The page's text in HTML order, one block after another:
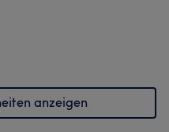
anzeigen